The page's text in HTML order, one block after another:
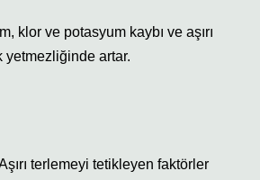
klor ve potasyum kaybı ve aşırı
artar.
terlemeyi tetikleyen faktörler